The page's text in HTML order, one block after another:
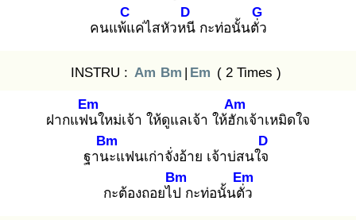
คนแพ้แ
C
ค่ไสหัวหนี
D
กะท่อนั้นตั่ว
G
INSTRU : Am Bm | Em ( 2 Times )
ฝากแฟน
Em
ใหม่เจ้า ให้ดูแลเจ้า ให้ฮัก
Am
เจ้าเหมิดใจ
ฐานะ
Bm
แฟนเก่าจั่งอ้าย เจ้าบ่สนใจ
D
กะต้องถอยไป
Bm
กะท่อนั้นตั่ว
Em